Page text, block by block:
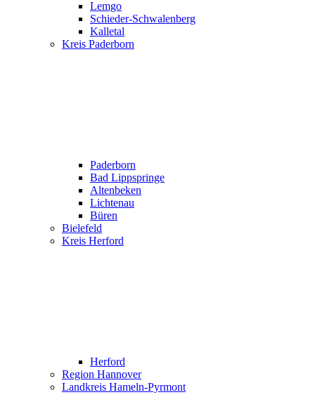
Lemgo
Schieder-Schwalenberg
Kalletal
Kreis Paderborn
Paderborn
Bad Lippspringe
Altenbeken
Lichtenau
Büren
Bielefeld
Kreis Herford
Herford
Region Hannover
Landkreis Hameln-Pyrmont